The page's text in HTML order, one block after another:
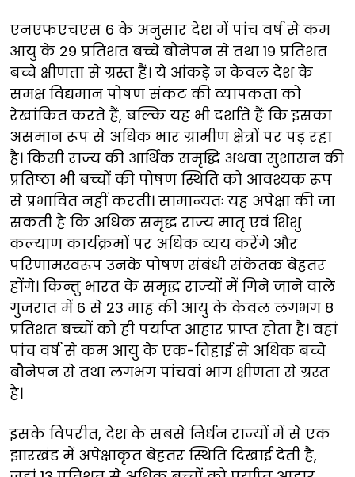
एनएफएचएस 6 के अनुसार देश में पांच वर्ष से कम
आयु के 29 प्रतिशत बच्चे बौनेपन से तथा 19 प्रतिशत
बच्चे क्षीणता से ग्रस्त हैं। ये आंकड़े न केवल देश के
समक्ष विद्यमान पोषण संकट की व्यापकता को
रेखांकित करते हैं, बल्कि यह भी दर्शाते हैं कि इसका
असमान रूप से अधिक भार ग्रामीण क्षेत्रों पर पड़ रहा
है। किसी राज्य की आर्थिक समृद्धि अथवा सुशासन की
प्रतिष्ठा भी बच्चों की पोषण स्थिति को आवश्यक रूप
से प्रभावित नहीं करती। सामान्यतः यह अपेक्षा की जा
सकती है कि अधिक समृद्ध राज्य मातृ एवं शिशु
कल्याण कार्यक्रमों पर अधिक व्यय करेंगे और
परिणामस्वरूप उनके पोषण संबंधी संकेतक बेहतर
होंगे। किन्तु भारत के समृद्ध राज्यों में गिने जाने वाले
गुजरात में 6 से 23 माह की आयु के केवल लगभग 8
प्रतिशत बच्चों को ही पर्याप्त आहार प्राप्त होता है। वहां
पांच वर्ष से कम आयु के एक-तिहाई से अधिक बच्चे
बौनेपन से तथा लगभग पांचवां भाग क्षीणता से ग्रस्त
है।
इसके विपरीत, देश के सबसे निर्धन राज्यों में से एक
झारखंड में अपेक्षाकृत बेहतर स्थिति दिखाई देती है,